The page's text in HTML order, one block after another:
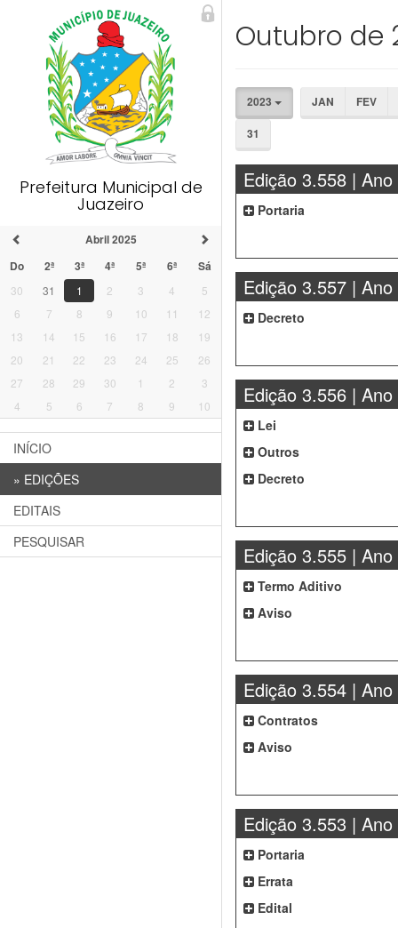
Prefeitura Municipal de
Juazeiro
Abril 2025
Do
2ª 3ª 4ª 5ª 6ª Sá
30 31 1 2 3 4
5
6
7 8 9 10 11
12
13
14 15 16 17 18
19
20
21 22 23 24 25
26
27
28 29 30 1 2
3
4
5 6 7 8 9 10
INÍCIO
» EDIÇÕES
EDITAIS
PESQUISAR
Outubro de
2023 JAN
FEV
31
Edição 3.558 | Ano
Portaria
Edição 3.557 | Ano
Decreto
Edição 3.556 | Ano
Lei
Outros
Decreto
Edição 3.555 | Ano
Termo Aditivo
Aviso
Edição 3.554 | Ano
Contratos
Aviso
Edição 3.553 | Ano
Portaria
Errata
Edital